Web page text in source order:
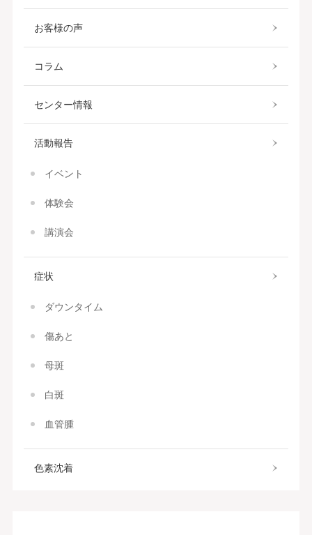
お客様の声
コラム
センター情報
活動報告
イベント
体験会
講演会
症状
ダウンタイム
傷あと
母斑
白斑
血管腫
色素沈着